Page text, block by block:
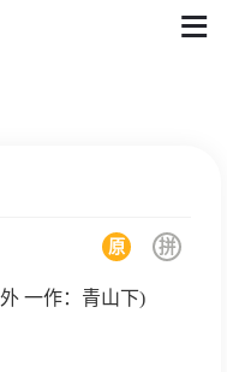
拼
原
一作：青山下)